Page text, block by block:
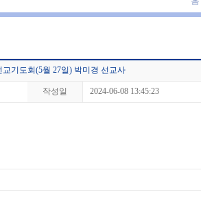
교기도회(5월 27일) 박미경 선교사
작성일 2024-06-08 13:45:23